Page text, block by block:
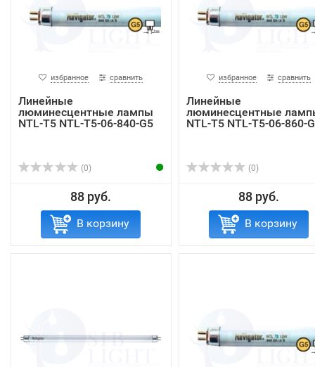
избранное сравнить
Линейные
люминесцентные лампы
NTL-T5 NTL-T5-06-840-G5
(0)
88 руб.
В корзину
избранное сравнить
Линейные
люминесцентные
NTL-T5 NTL-T5-06-860-
(0)
88 руб.
В корзину